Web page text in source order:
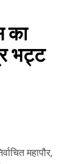
का
भट्ट
महापौर,